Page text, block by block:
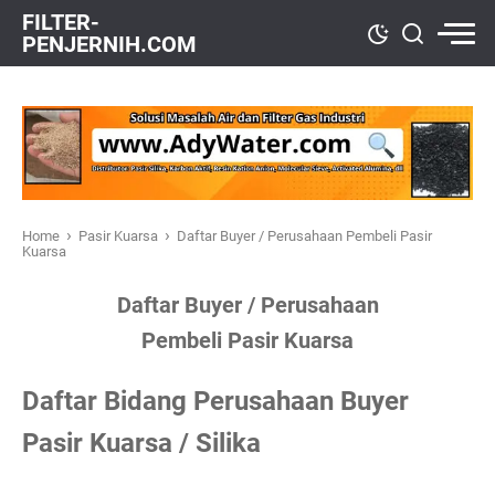
FILTER-
PENJERNIH.COM
Home › Pasir Kuarsa › Daftar Buyer / Perusahaan Pembeli Pasir
Kuarsa
Daftar Buyer / Perusahaan
Pembeli Pasir Kuarsa
Daftar Bidang Perusahaan Buyer
Pasir Kuarsa / Silika